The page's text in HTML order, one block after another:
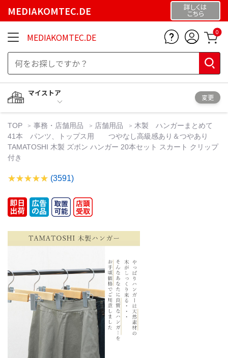
MEDIAKOMTEC.DE 詳しくは
こちら
MEDIAKOMTEC.DE 0
マイストア
変更
TOP 事務・店舗用品 店舗用品
木製 ハンガーまとめて
41本 パンツ、トップス用 つやなし高級感あり＆つやあり
TAMATOSHI 木製 ズボン ハンガー 20本セット スカート クリップ
付き
(3591)